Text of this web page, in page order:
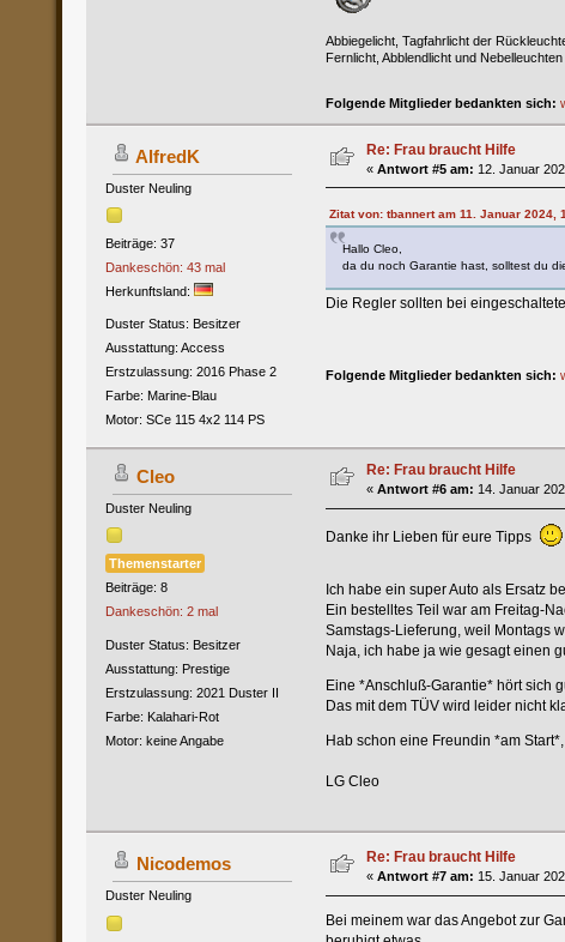
Abbiegelicht, Tagfahrlicht der
Fernlicht, Abblendlicht und
Folgende Mitglieder bedankten sich:
AlfredK
Duster Neuling
Beiträge: 37
Dankeschön: 43 mal
Herkunftsland:
Duster Status: Besitzer
Ausstattung: Access
Erstzulassung: 2016 Phase 2
Farbe: Marine-Blau
Motor: SCe 115 4x2 114 PS
Re: Frau braucht Hilfe
« Antwort #5 am: 12. Januar
Zitat von: tbannert am 11. Januar 2024,
Hallo Cleo,
da du noch Garantie hast, solltest du
Die Regler sollten bei
Folgende Mitglieder bedankten sich:
Cleo
Duster Neuling
Themenstarter
Beiträge: 8
Dankeschön: 2 mal
Duster Status: Besitzer
Ausstattung: Prestige
Erstzulassung: 2021 Duster II
Farbe: Kalahari-Rot
Motor: keine Angabe
Re: Frau braucht Hilfe
« Antwort #6 am: 14. Januar
Danke ihr Lieben für eure Tipps
Ich habe ein super Auto als Ersatz
Ein bestelltes Teil war am Freitag-
Samstags-Lieferung, weil Montags
Naja, ich habe ja wie gesagt einen
Eine *Anschluß-Garantie* hört sich
Das mit dem TÜV wird leider nicht
Hab schon eine Freundin *am
LG Cleo
Nicodemos
Duster Neuling
Re: Frau braucht Hilfe
« Antwort #7 am: 15. Januar
Bei meinem war das Angebot zur